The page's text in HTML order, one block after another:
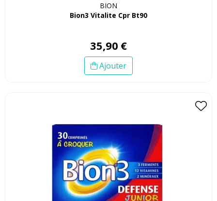
BION
Bion3 Vitalite Cpr Bt90
35,90 €
Ajouter